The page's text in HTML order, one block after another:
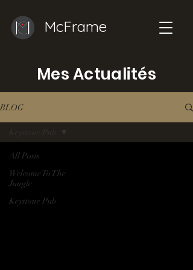
McFrame
Mes Actualités
BLOG
All Posts
Welcome To The
Jungle
Keystone Pub
Keystone Pub